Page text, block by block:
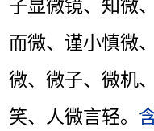
子显微镜、知微
而微、谨小慎微
微、微子、微机
笑、人微言轻。